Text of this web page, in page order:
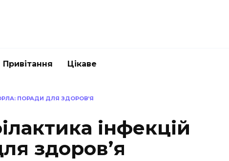
Привітання Цікаве
ПОРАДИ ДЛЯ ЗДОРОВ’Я
інфекцій
здоров’я